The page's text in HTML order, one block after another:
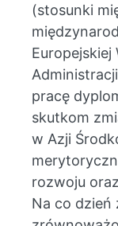
(stosunki
Europejskiej
pracę
skutkom
w Azji
rozwoju
Na co dzień